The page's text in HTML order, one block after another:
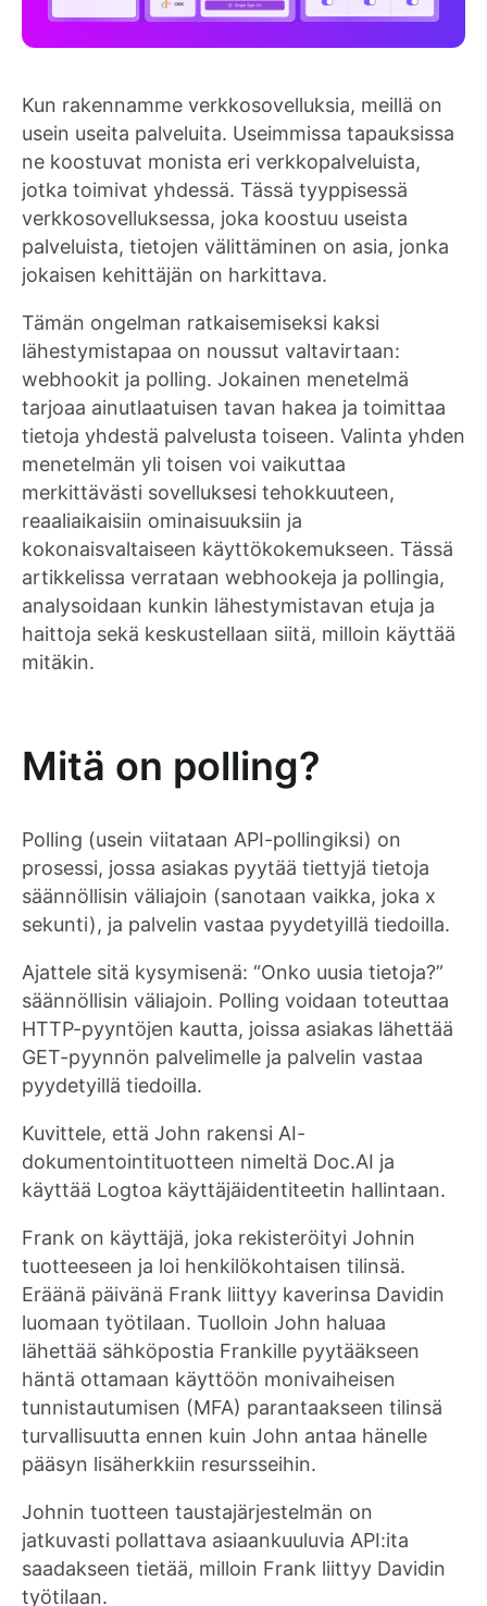
Kun rakennamme verkkosovelluksia, meillä on
usein useita palveluita. Useimmissa tapauksissa
ne koostuvat monista eri verkkopalveluista,
jotka toimivat yhdessä. Tässä tyyppisessä
verkkosovelluksessa, joka koostuu useista
palveluista, tietojen välittäminen on asia, jonka
jokaisen kehittäjän on harkittava.
Tämän ongelman ratkaisemiseksi kaksi
lähestymistapaa on noussut valtavirtaan:
webhookit ja polling. Jokainen menetelmä
tarjoaa ainutlaatuisen tavan hakea ja toimittaa
tietoja yhdestä palvelusta toiseen. Valinta yhden
menetelmän yli toisen voi vaikuttaa
merkittävästi sovelluksesi tehokkuuteen,
reaaliaikaisiin ominaisuuksiin ja
kokonaisvaltaiseen käyttökokemukseen. Tässä
artikkelissa verrataan webhookeja ja pollingia,
analysoidaan kunkin lähestymistavan etuja ja
haittoja sekä keskustellaan siitä, milloin käyttää
mitäkin.
Mitä on polling?
Polling (usein viitataan API-pollingiksi) on
prosessi, jossa asiakas pyytää tiettyjä tietoja
säännöllisin väliajoin (sanotaan vaikka, joka x
sekunti), ja palvelin vastaa pyydetyillä tiedoilla.
Ajattele sitä kysymisenä: “Onko uusia tietoja?”
säännöllisin väliajoin. Polling voidaan toteuttaa
HTTP-pyyntöjen kautta, joissa asiakas lähettää
GET-pyynnön palvelimelle ja palvelin vastaa
pyydetyillä tiedoilla.
Kuvittele, että John rakensi AI-
dokumentointituotteen nimeltä Doc.AI ja
käyttää Logtoa käyttäjäidentiteetin hallintaan.
Frank on käyttäjä, joka rekisteröityi Johnin
tuotteeseen ja loi henkilökohtaisen tilinsä.
Eräänä päivänä Frank liittyy kaverinsa Davidin
luomaan työtilaan. Tuolloin John haluaa
lähettää sähköpostia Frankille pyytääkseen
häntä ottamaan käyttöön monivaiheisen
tunnistautumisen (MFA) parantaakseen tilinsä
turvallisuutta ennen kuin John antaa hänelle
pääsyn lisäherkkiin resursseihin.
Johnin tuotteen taustajärjestelmän on
jatkuvasti pollattava asiaankuuluvia API:ita
saadakseen tietää, milloin Frank liittyy Davidin
työtilaan.